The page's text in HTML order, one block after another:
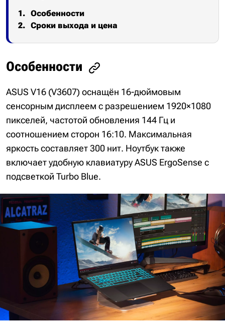
Особенности
Сроки выхода и цена
Особенности
ASUS V16 (V3607) оснащён 16-дюймовым
сенсорным дисплеем с разрешением 1920×1080
пикселей, частотой обновления 144 Гц и
соотношением сторон 16:10. Максимальная
яркость составляет 300 нит. Ноутбук также
включает удобную клавиатуру ASUS ErgoSense с
подсветкой Turbo Blue.